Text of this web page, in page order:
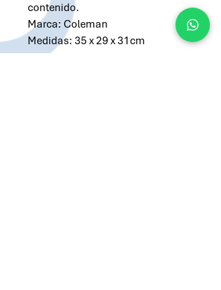
contenido.
Marca: Coleman
Medidas: 35 x 29 x 31cm
Peso: 996 gr